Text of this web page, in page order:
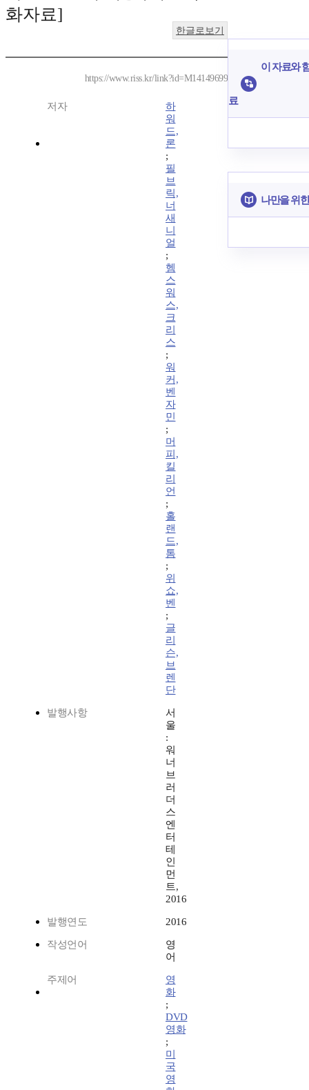
화자료]
한글로보기
https://www.riss.kr/link?id=M14149699
저자
하
워
드,
론
;
필
브
릭,
너
새
니
얼
;
헴
스
워
스,
크
리
스
;
워
커,
벤
자
민
;
머
피,
킬
리
언
;
홀
랜
드,
톰
;
위
쇼,
벤
;
글
리
슨,
브
렌
단
발행사항
서
울
:
워
너
브
러
더
스
엔
터
테
인
먼
트,
2016
발행연도 2016
작성언어
영
어
주제어
영
화
;
DVD
영화
;
미
국
영
이 자료와
료
나만을 위